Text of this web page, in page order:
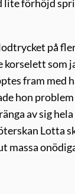
lite förhöjd
på
som
fram med
hon
av sig
Lotta
massa